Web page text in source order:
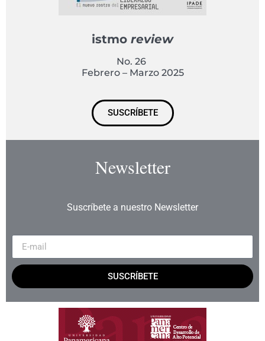
istmo review
No. 26
Febrero – Marzo 2025
SUSCRÍBETE
Newsletter
Suscríbete a nuestro Newsletter
SUSCRÍBETE